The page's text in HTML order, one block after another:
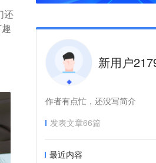
还
新用户
作者有点忙，还没写简介
发表文章66篇
最近内容